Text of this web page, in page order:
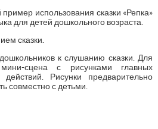
использования сказки «Репка»
для детей дошкольного возраста.
сказки.
к слушанию сказки. Для
мини-сцена с рисунками главных
Рисунки предварительно
совместно с детьми.